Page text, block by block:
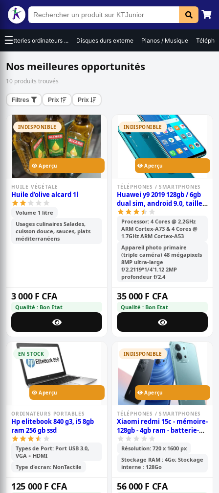
☰
Batteries ordinateurs ... Disques durs externe Pianos / Musique
Nos meilleures opportunités
10 produits trouvés
Filtres Prix Prix
INDISPONIBLE
Aperçu
HUILE VÉGÉTALE
Huile d’olive alcard 1l
Volume 1 litre
Usages culinaires Salades,
cuisson douce, sauces, plats
méditerranéens
3 000 F CFA
Qualité : Bon Etat
INDISPONIBLE
Aperçu
TÉLÉPHONES / SMARTPHONES
Huawei y9 2019 128gb / 6gb
dual sim, android 9.0, taille
d\'écran: 6.59, double
caméra 48+8+2 mp, batterie
de 4000mah
Processor: 4 Cores @ 2.2GHz
ARM Cortex-A73 & 4 Cores @
1.7GHz ARM Cortex-A53
Appareil photo primaire
(triple caméra) 48 mégapixels
8MP ultra-large
f/2.2119°1/4'1.12 2MP
profondeur f/2.4
35 000 F CFA
Qualité : Bon Etat
EN STOCK
Aperçu
ORDINATEURS PORTABLES
Hp elitebook 840 g3, i5 8gb
ram 256 gb ssd
Types de Port: Port USB 3.0,
VGA + HDMI
Type d'ecran: NonTactile
125 000 F CFA
INDISPONIBLE
Aperçu
TÉLÉPHONES / SMARTPHONES
Xiaomi redmi 15c - mémoire-
128gb - 4gb ram - batterie-
6000mah - 2sim - caméra-
50+2mp - 6.9 pouces -
garantie 6 mois
Résolution: 720 x 1600 px
Stockage RAM : 4Go; Stockage
interne : 128Go
56 000 F CFA